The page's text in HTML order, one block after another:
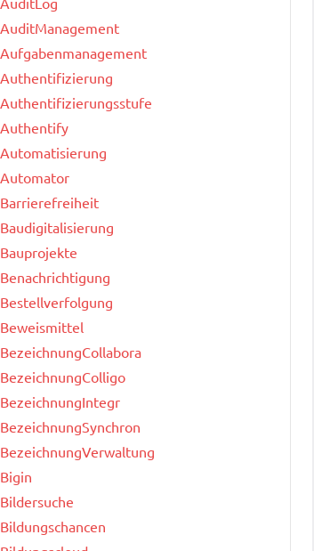
AuditManagement
Aufgabenmanagement
Authentifizierung
Authentifizierungsstufe
Authentify
Automatisierung
Automator
Barrierefreiheit
Baudigitalisierung
Bauprojekte
Benachrichtigung
Bestellverfolgung
Beweismittel
BezeichnungCollabora
BezeichnungColligo
BezeichnungIntegr
BezeichnungSynchron
BezeichnungVerwaltung
Bigin
Bildersuche
Bildungschancen